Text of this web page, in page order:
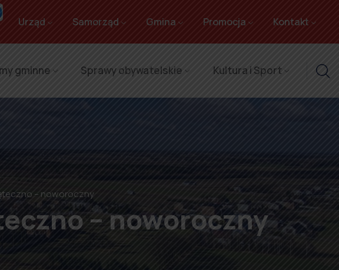
Urząd Samorząd Gmina Promocja Kontakt
gminne Sprawy obywatelskie Kultura i Sport
– noworoczny
– noworoczny